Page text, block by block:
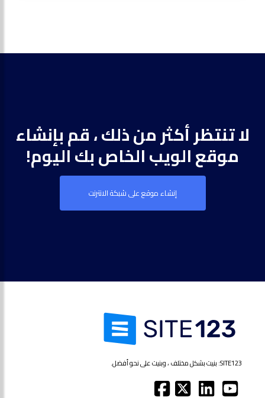
لا تنتظر أكثر من ذلك ، قم بإنشاء
موقع الويب الخاص بك اليوم!
إنشاء موقع على شبكة الانترنت
SITE123: بنيت بشكل مختلف ، وبنيت على نحو أفضل.